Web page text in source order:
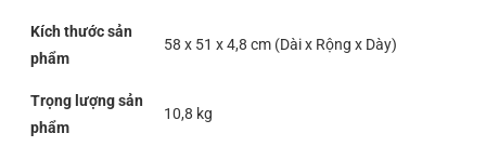
Kích thước sản
phẩm
58 x 51 x 4,8 cm (Dài x Rộng x Dày)
Trọng lượng sản
phẩm
10,8 kg